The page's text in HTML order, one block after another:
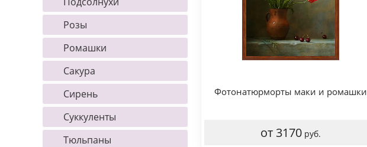
Розы
Ромашки
Сакура
Сирень
Суккуленты
Тюльпаны
Фотонатюрморты маки и ромашки
от 3170 руб.